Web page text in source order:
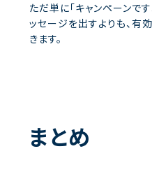
ただ単に「キャンペーンです
ッセージを出すよりも、有
きます。
まとめ